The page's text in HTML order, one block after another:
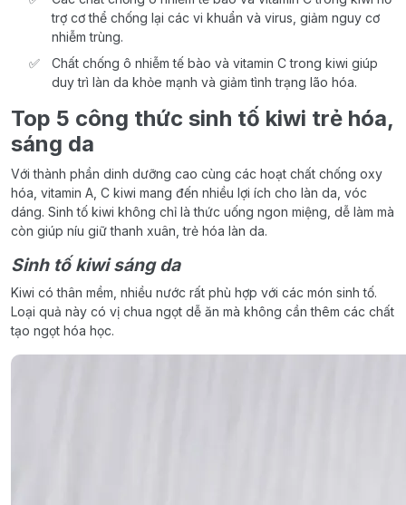
trợ cơ thể chống lại các vi khuẩn và virus, giảm nguy cơ
nhiễm trùng.
Chất chống ô nhiễm tế bào và vitamin C trong kiwi giúp
duy trì làn da khỏe mạnh và giảm tình trạng lão hóa.
Top 5 công thức sinh tố kiwi trẻ hóa,
sáng da
Với thành phần dinh dưỡng cao cùng các hoạt chất chống oxy
hóa, vitamin A, C kiwi mang đến nhiều lợi ích cho làn da, vóc
dáng. Sinh tố kiwi không chỉ là thức uống ngon miệng, dễ làm mà
còn giúp níu giữ thanh xuân, trẻ hóa làn da.
Sinh tố kiwi sáng da
Kiwi có thân mềm, nhiều nước rất phù hợp với các món sinh tố.
Loại quả này có vị chua ngọt dễ ăn mà không cần thêm các chất
tạo ngọt hóa học.